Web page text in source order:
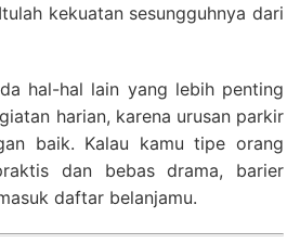
kekuatan sesungguhnya dari
hal-hal lain yang lebih penting
harian, karena urusan parkir
baik. Kalau kamu tipe orang
dan bebas drama, barier
daftar belanjamu.